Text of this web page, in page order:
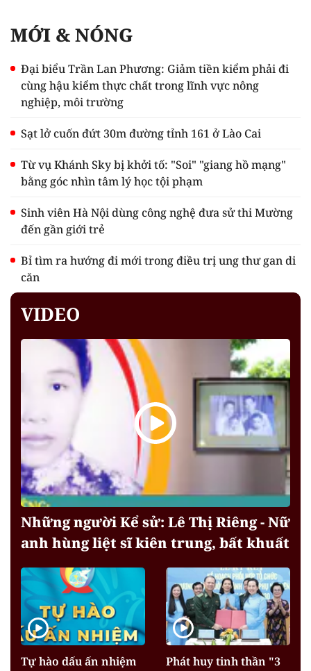
MỚI & NÓNG
Đại biểu Trần Lan Phương: Giảm tiền kiểm phải đi
cùng hậu kiểm thực chất trong lĩnh vực nông
nghiệp, môi trường
Sạt lở cuốn đứt 30m đường tỉnh 161 ở Lào Cai
Từ vụ Khánh Sky bị khởi tố: "Soi" "giang hồ mạng"
bằng góc nhìn tâm lý học tội phạm
Sinh viên Hà Nội dùng công nghệ đưa sử thi Mường
đến gần giới trẻ
Bỉ tìm ra hướng đi mới trong điều trị ung thư gan di
căn
VIDEO
Những người Kể sử: Lê Thị Riêng - Nữ
anh hùng liệt sĩ kiên trung, bất khuất
Tự hào dấu ấn nhiệm
Phát huy tinh thần "3